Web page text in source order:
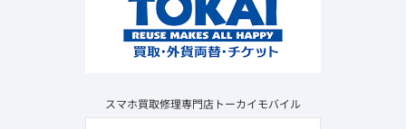
スマホ買取修理専門店トーカイモバイル